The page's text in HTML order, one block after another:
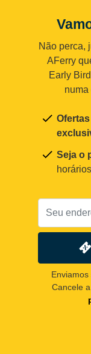
Não perca,
AFerry
Early
numa
Seja o
horários
Enviamos
Cancele